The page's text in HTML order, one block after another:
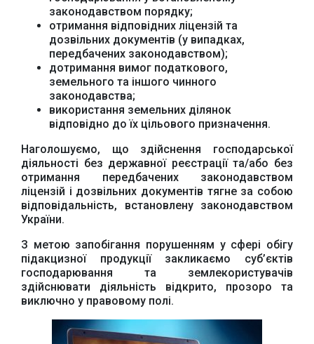
законодавством порядку;
отримання відповідних ліцензій та
дозвільних документів (у випадках,
передбачених законодавством);
дотримання вимог податкового,
земельного та іншого чинного
законодавства;
використання земельних ділянок
відповідно до їх цільового призначення.
Наголошуємо, що здійснення господарської
діяльності без державної реєстрації та/або без
отримання передбачених законодавством
ліцензій і дозвільних документів тягне за собою
відповідальність, встановлену законодавством
України.
З метою запобігання порушенням у сфері обігу
підакцизної продукції закликаємо суб’єктів
господарювання та землекористувачів
здійснювати діяльність відкрито, прозоро та
виключно у правовому полі.
Офіційний веб-сайт
Верховної Ради
України
Офіційне інтернет-
Урядовий портал
Київська обласна
Офіційний веб-сайт
Бориспільської РДА
Офіційний веб-сайт